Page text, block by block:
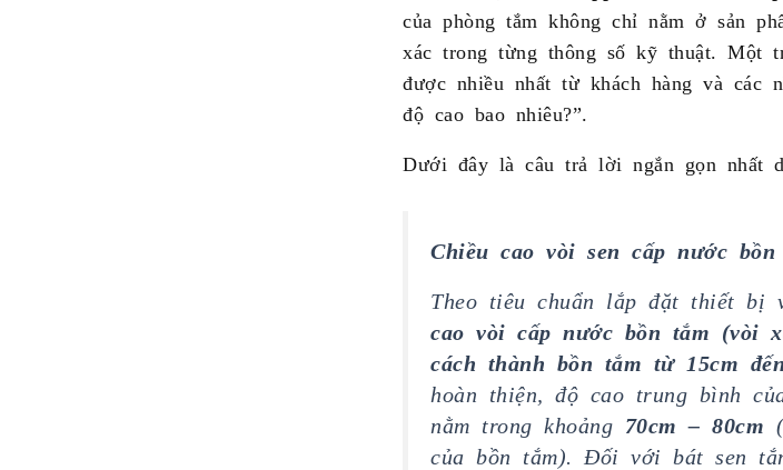
của phòng tắm không chỉ nằm ở sản
xác trong từng thông số kỹ thuật. Một
được nhiều nhất từ khách hàng và các
độ cao bao nhiêu?”.
Dưới đây là câu trả lời ngắn gọn nhất
Chiều cao vòi sen cấp nước
Theo tiêu chuẩn lắp đặt thiết bị
cao vòi cấp nước bồn tắm (vòi
cách thành bồn tắm từ 15cm
hoàn thiện, độ cao trung bình
nằm trong khoảng 70cm – 80cm
của bồn tắm). Đối với bát sen